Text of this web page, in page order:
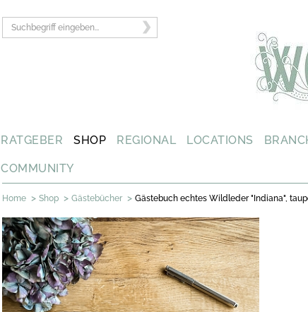
RATGEBER SHOP REGIONAL LOCATIONS
COMMUNITY
Home > Shop > Gästebücher > Gästebuch echtes Wildleder "Indiana",